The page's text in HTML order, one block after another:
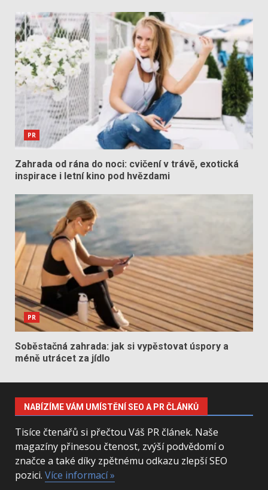
PR
Zahrada od rána do noci: cvičení v trávě, exotická
inspirace i letní kino pod hvězdami
PR
Soběstačná zahrada: jak si vypěstovat úspory a
méně utrácet za jídlo
NABÍZÍME VÁM UMÍSTĚNÍ SEO A PR ČLÁNKŮ
Tisíce čtenářů si přečtou Váš PR článek. Naše
magazíny přinesou čtenost, zvýší podvědomí o
značce a také díky zpětnému odkazu zlepší SEO
pozici. Více informací »